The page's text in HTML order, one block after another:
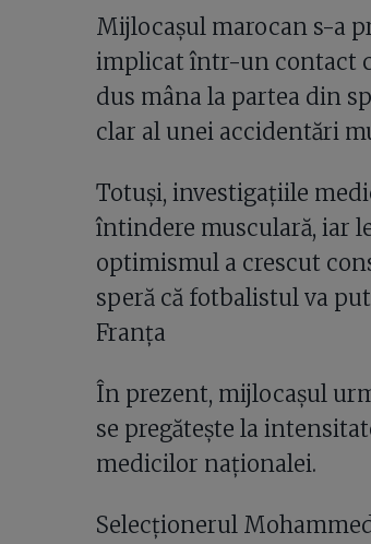
Mijlocașul marocan s-a
implicat într-un contact
dus mâna la partea din
clar al unei accidentări
Totuși, investigațiile
întindere musculară, iar
optimismul a crescut
speră că fotbalistul va
Franța
În prezent, mijlocașul
se pregătește la
medicilor naționalei.
Selecționerul